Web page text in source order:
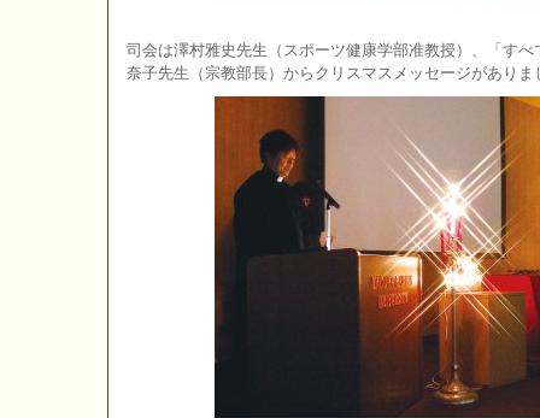
司会は澤村雅史先生（スポーツ健康学部准教授）、「す
奈子先生（宗教部長）からクリスマスメッセージがありま